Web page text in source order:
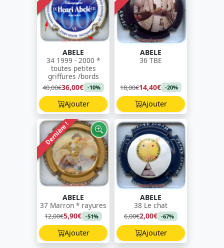
ABELE
34 1999 - 2000 *
toutes petites
griffures /bords
40,00€36,00€ -10%
Ajouter
ABELE
36 TBE
18,00€14,40€ -20%
Ajouter
Dernière !
ABELE
37 Marron * rayures
12,00€5,90€ -51%
Ajouter
ABELE
38 Le chat
6,00€2,00€ -67%
Ajouter